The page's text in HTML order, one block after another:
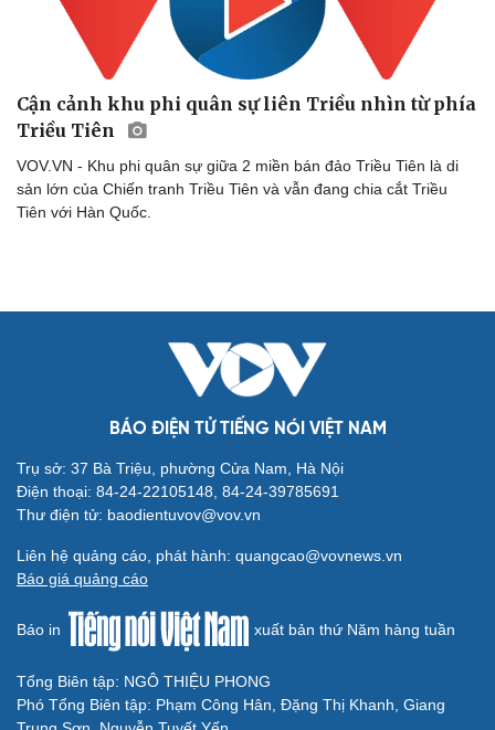
Hạt giống tâm hồn
Cải chính
Cận cảnh khu phi quân sự liên Triều nhìn từ phía
Triều Tiên
VOV.VN - Khu phi quân sự giữa 2 miền bán đảo Triều Tiên là di
sản lớn của Chiến tranh Triều Tiên và vẫn đang chia cắt Triều
Tiên với Hàn Quốc.
BÁO ĐIỆN TỬ TIẾNG NÓI VIỆT NAM
Trụ sở: 37 Bà Triệu, phường Cửa Nam, Hà Nội
Điện thoại: 84-24-22105148, 84-24-39785691
Thư điện tử: baodientuvov@vov.vn
Liên hệ quảng cáo, phát hành: quangcao@vovnews.vn
Báo giá quảng cáo
Báo in xuất bản thứ Năm hàng tuần
Tổng Biên tập: NGÔ THIỆU PHONG
Phó Tổng Biên tập: Phạm Công Hân, Đặng Thị Khanh, Giang